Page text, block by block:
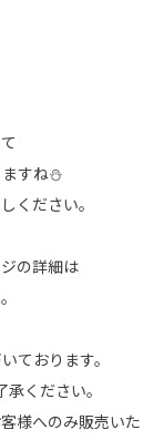
すね⛄
ください。
の詳細は
ております。
ください。
様へのみ販売いた